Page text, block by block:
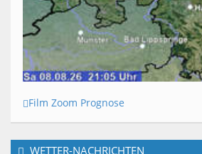
Film Zoom Prognose
WETTER-NACHRICHTEN